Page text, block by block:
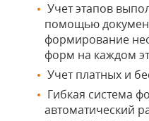
Учет этапов
помощью
формирование
форм на каждом
Учет платных и
Гибкая система
автоматический